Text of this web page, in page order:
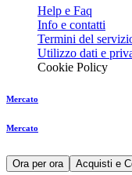
Help e Faq
Info e contatti
Termini del
Utilizzo dati e
Cookie Policy
Mercato
Mercato
Ora per ora Acquisti e